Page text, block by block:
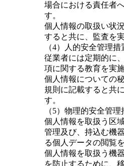
場合における責任者
す。
個人情報の取扱い状
すると共に、監査を
（4）人的安全管理措
従業者には定期的に
項に関する教育を実
個人情報についての
規則に記載すると共
す。
（5）物理的安全管理
個人情報を取扱う区
管理及び、持込む機
る個人データの閲覧
個人情報を取扱う機
を防止するために、